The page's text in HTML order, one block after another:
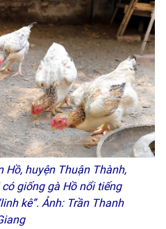
Hồ, huyện Thuận Thành,
giống gà Hồ nổi tiếng
kê”. Ảnh: Trần Thanh